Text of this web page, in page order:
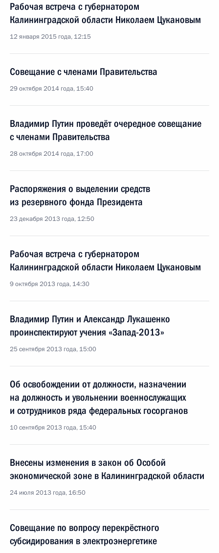
Рабочая встреча с губернатором
Калининградской области Николаем Цукановым
12 января 2015 года, 12:15
Совещание с членами Правительства
29 октября 2014 года, 15:40
Владимир Путин проведёт очередное совещание
с членами Правительства
28 октября 2014 года, 17:00
Распоряжения о выделении средств
из резервного фонда Президента
23 декабря 2013 года, 12:50
Рабочая встреча с губернатором
Калининградской области Николаем Цукановым
9 октября 2013 года, 14:30
Владимир Путин и Александр Лукашенко
проинспектируют учения «Запад-2013»
25 сентября 2013 года, 15:00
Об освобождении от должности, назначении
на должность и увольнении военнослужащих
и сотрудников ряда федеральных госорганов
10 сентября 2013 года, 15:40
Внесены изменения в закон об Особой
экономической зоне в Калининградской области
24 июля 2013 года, 16:50
Совещание по вопросу перекрёстного
субсидирования в электроэнергетике